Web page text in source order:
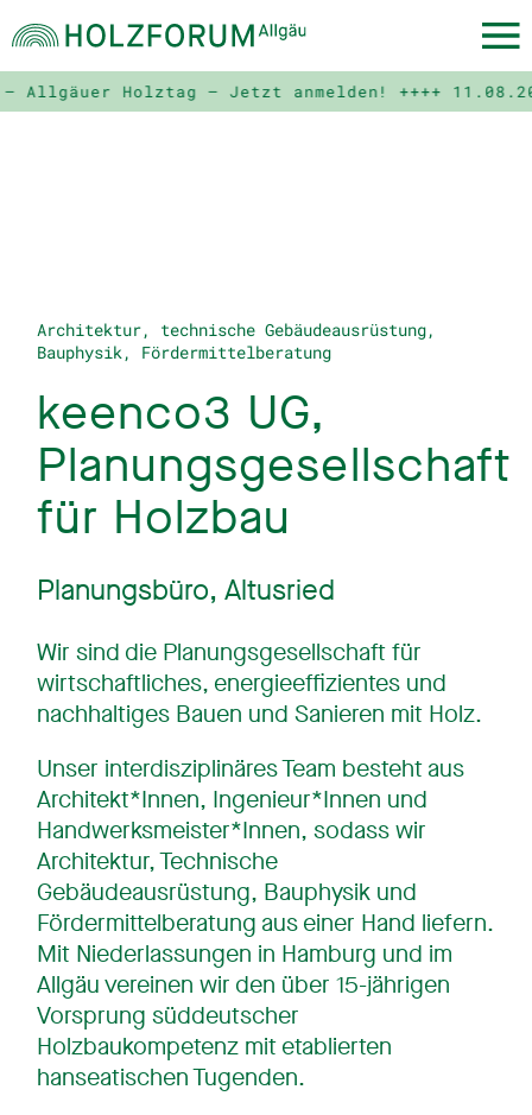
Holztag – Jetzt anmelden! ++++11.08.2028
Architektur, technische Gebäudeausrüstung,
Bauphysik, Fördermittelberatung
keenco3 UG,
Planungsgesellschaft
für Holzbau
Planungsbüro, Altusried
Wir sind die Planungsgesellschaft für
wirtschaftliches, energieeffizientes und
nachhaltiges Bauen und Sanieren mit Holz.
Unser interdisziplinäres Team besteht aus
Architekt*Innen, Ingenieur*Innen und
Handwerksmeister*Innen, sodass wir
Architektur, Technische
Gebäudeausrüstung, Bauphysik und
Fördermittelberatung aus einer Hand liefern.
Mit Niederlassungen in Hamburg und im
Allgäu vereinen wir den über 15-jährigen
Vorsprung süddeutscher
Holzbaukompetenz mit etablierten
hanseatischen Tugenden.